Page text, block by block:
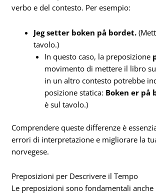
verbo e del contesto. Per esempio:
Jeg setter boken på bordet.
tavolo.)
In questo caso, la preposizione
movimento di mettere il libro
in un altro contesto potrebbe
posizione statica: Boken er på
è sul tavolo.)
Comprendere queste differenze è
errori di interpretazione e migliorare la
norvegese.
Preposizioni per Descrivere il Tempo
Le preposizioni sono fondamentali